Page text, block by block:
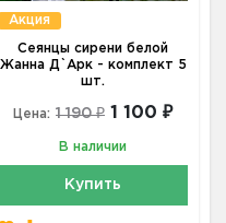
Акция
Сеянцы сирени белой
Жанна Д`Арк - комплект 5
шт.
Цена: 1 190 ₽ 1 100 ₽
В наличии
Купить